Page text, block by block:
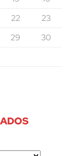
22
23
29
30